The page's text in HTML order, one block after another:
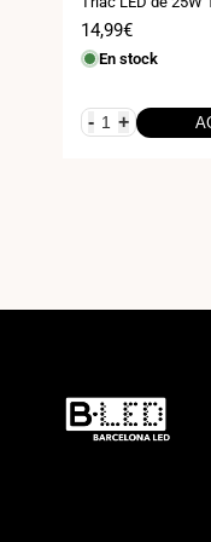
Precio
de
venta
14,99€
En stock
- +